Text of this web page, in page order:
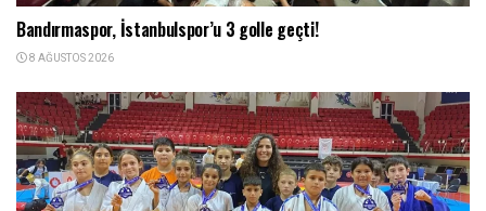
Bandırmaspor, İstanbulspor’u 3 golle geçti!
8 AĞUSTOS 2026